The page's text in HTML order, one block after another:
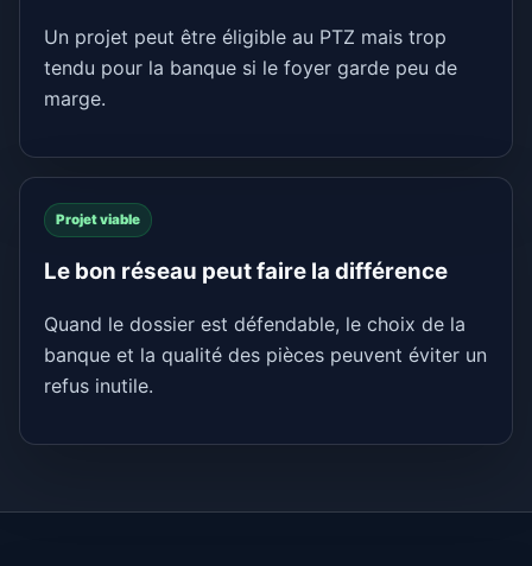
Un projet peut être éligible au PTZ mais trop
tendu pour la banque si le foyer garde peu de
marge.
Projet viable
Le bon réseau peut faire la différence
Quand le dossier est défendable, le choix de la
banque et la qualité des pièces peuvent éviter un
refus inutile.